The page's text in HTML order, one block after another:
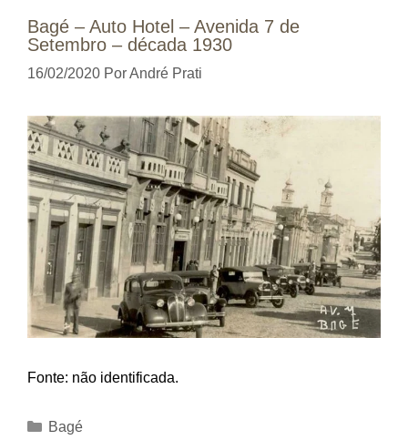
Bagé – Auto Hotel – Avenida 7 de
Setembro – década 1930
16/02/2020 PorAndré Prati
Fonte: não identificada.
Categorias
Bagé